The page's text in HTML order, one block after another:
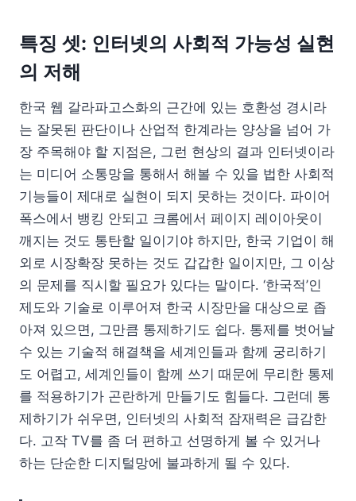
특징 셋: 인터넷의 사회적 가능성 실현
의 저해
한국 웹 갈라파고스화의 근간에 있는 호환성 경시라
는 잘못된 판단이나 산업적 한계라는 양상을 넘어 가
장 주목해야 할 지점은, 그런 현상의 결과 인터넷이라
는 미디어 소통망을 통해서 해볼 수 있을 법한 사회적
기능들이 제대로 실현이 되지 못하는 것이다. 파이어
폭스에서 뱅킹 안되고 크롬에서 페이지 레이아웃이
깨지는 것도 통탄할 일이기야 하지만, 한국 기업이 해
외로 시장확장 못하는 것도 갑갑한 일이지만, 그 이상
의 문제를 직시할 필요가 있다는 말이다. ‘한국적’인
제도와 기술로 이루어져 한국 시장만을 대상으로 좁
아져 있으면, 그만큼 통제하기도 쉽다. 통제를 벗어날
수 있는 기술적 해결책을 세계인들과 함께 궁리하기
도 어렵고, 세계인들이 함께 쓰기 때문에 무리한 통제
를 적용하기가 곤란하게 만들기도 힘들다. 그런데 통
제하기가 쉬우면, 인터넷의 사회적 잠재력은 급감한
다. 고작 TV를 좀 더 편하고 선명하게 볼 수 있거나
하는 단순한 디지털망에 불과하게 될 수 있다.